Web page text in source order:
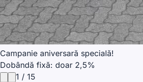
Campanie aniversară specială!
Dobândă fixă: doar 2,5%
1 / 15